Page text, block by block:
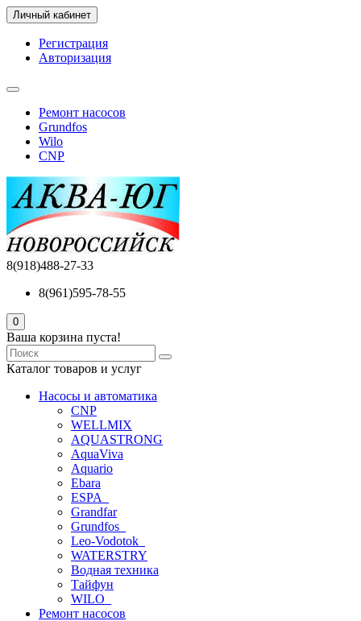
Личный кабинет
Регистрация
Авторизация
Ремонт насосов
Grundfos
Wilo
CNP
8(918)488-27-33
8(961)595-78-55
0
Ваша корзина пуста!
Каталог товаров и услуг
Насосы и автоматика
CNP
WELLMIX
AQUASTRONG
AquaViva
Aquario
Ebara
ESPA_
Grandfar
Grundfos_
Leo-Vodotok_
WATERSTRY
Водная техника
Тайфун
WILO_
Ремонт насосов